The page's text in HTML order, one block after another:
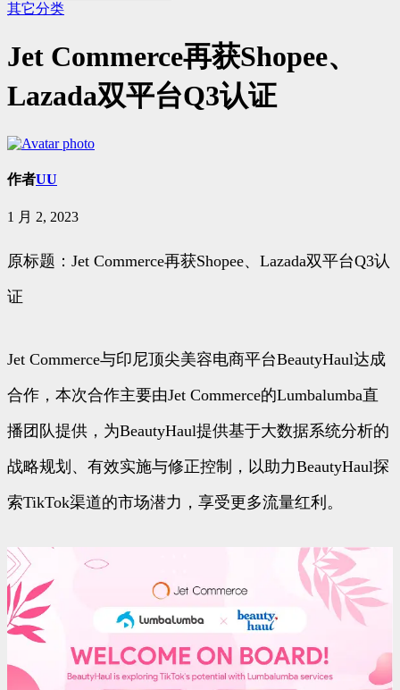
其它分类
Jet Commerce再获Shopee、
Lazada双平台Q3认证
作者UU
1 月 2, 2023
原标题：Jet Commerce再获Shopee、Lazada双平台Q3认
证
Jet Commerce与印尼顶尖美容电商平台BeautyHaul达成
合作，本次合作主要由Jet Commerce的Lumbalumba直
播团队提供，为BeautyHaul提供基于大数据系统分析的
战略规划、有效实施与修正控制，以助力BeautyHaul探
索TikTok渠道的市场潜力，享受更多流量红利。